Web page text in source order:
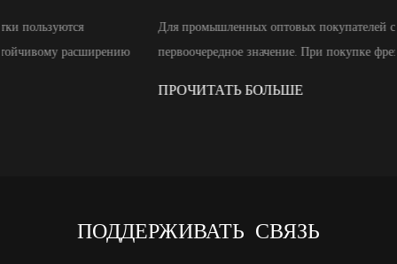
Для промышленных оптовых покупателей стоимость обычно имеет
первоочередное значение. При покупке фрезерных станков с ...
ПРОЧИТАТЬ БОЛЬШЕ
ПОДДЕРЖИВАТЬ СВЯЗЬ